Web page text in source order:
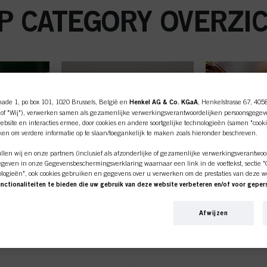
CATEGORY
shop is exclusief voor
1, po box 101, 1020 Brussels, België en Henkel AG & Co. KGaA , Henkelstrasse 67,
"Wij"), verwerken samen als gezamenlijke verwerkingsverantwoordelijken
en interacties ermee, door cookies en andere soortgelijke technologieën (samen
om verdere informatie op te slaan/toegankelijk te maken zoals hieronder beschreven.
wij en onze partners (inclusief als afzonderlijke of gezamenlijke
in onze Gegevensbeschermingsverklaring waarnaar een link in de voettekst, sectie
ook cookies gebruiken en gegevens over u verwerken om de prestaties van deze
te bieden die uw gebruik van deze website verbeteren en/of voor
u aanmaken die verrijkt kunnen worden met gegevens die van derden en andere
Afwijzen